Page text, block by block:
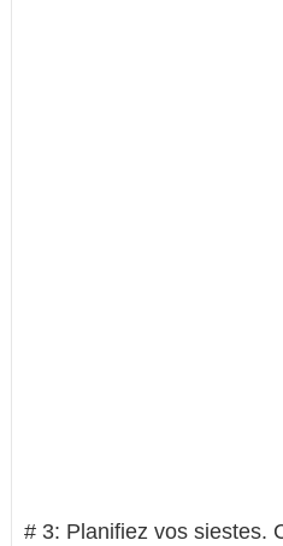
# 3: Planifiez vos siestes.